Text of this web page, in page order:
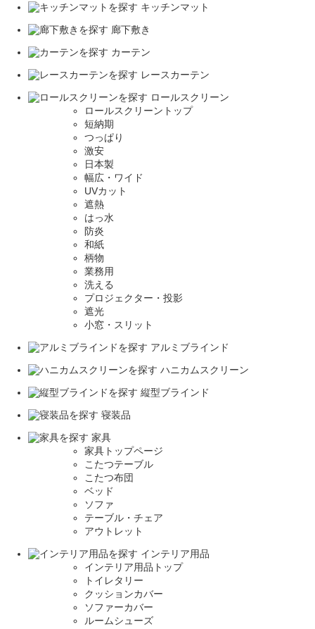
キッチンマット
廊下敷き
カーテン
レースカーテン
ロールスクリーン
ロールスクリーントップ
短納期
つっぱり
激安
日本製
幅広・ワイド
UVカット
遮熱
はっ水
防炎
和紙
柄物
業務用
洗える
プロジェクター・投影
遮光
小窓・スリット
アルミブラインド
ハニカムスクリーン
縦型ブラインド
寝装品
家具
家具トップページ
こたつテーブル
こたつ布団
ベッド
ソファ
テーブル・チェア
アウトレット
インテリア用品
インテリア用品トップ
トイレタリー
クッションカバー
ソファーカバー
ルームシューズ